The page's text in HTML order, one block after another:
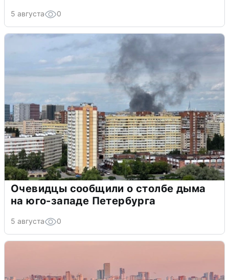
5 августа 0
Очевидцы сообщили о столбе дыма
на юго-западе Петербурга
5 августа 0